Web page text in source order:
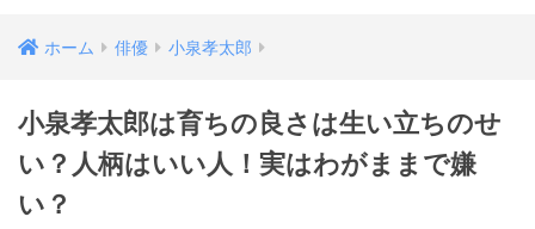
ホーム 俳優 小泉孝太郎
小泉孝太郎は育ちの良さは生い立ちのせ
い？人柄はいい人！実はわがままで嫌
い？